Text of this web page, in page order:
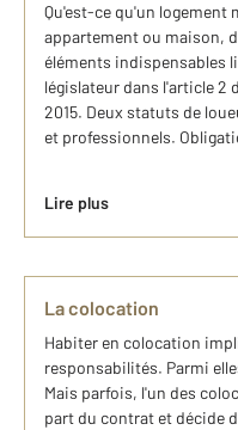
Qu'est-ce qu'un logement
appartement ou maison,
éléments indispensables
législateur dans l'article 2
2015. Deux statuts de
et professionnels.
Lire plus
La colocation
Habiter en colocation
responsabilités. Parmi
Mais parfois, l'un des
part du contrat et décide